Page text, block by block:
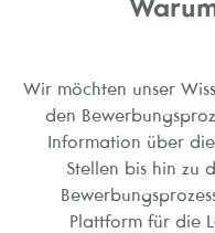
Wir möchten unser
den
Information über
Stellen bis hin zu
Plattform für die